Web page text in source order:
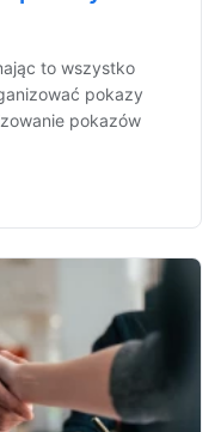
to wszystko
pokazy
pokazów